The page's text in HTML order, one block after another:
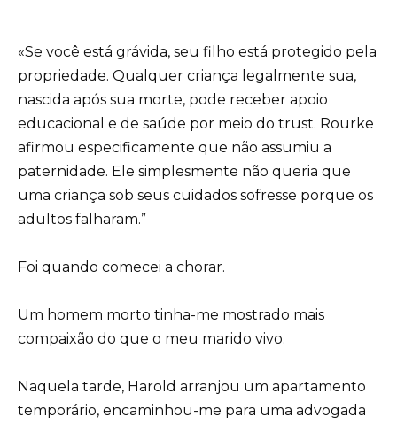
«Se você está grávida, seu filho está protegido pela
propriedade. Qualquer criança legalmente sua,
nascida após sua morte, pode receber apoio
educacional e de saúde por meio do trust. Rourke
afirmou especificamente que não assumiu a
paternidade. Ele simplesmente não queria que
uma criança sob seus cuidados sofresse porque os
adultos falharam.”
Foi quando comecei a chorar.
Um homem morto tinha-me mostrado mais
compaixão do que o meu marido vivo.
Naquela tarde, Harold arranjou um apartamento
temporário, encaminhou-me para uma advogada